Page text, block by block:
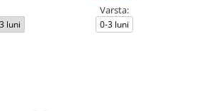
luni
Varsta:
0-3 luni